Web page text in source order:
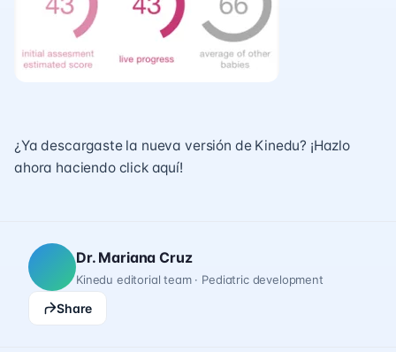
¿Ya descargaste la nueva versión de Kinedu? ¡Hazlo
ahora haciendo click aquí!
Dr. Mariana Cruz
Kinedu editorial team · Pediatric development
Share